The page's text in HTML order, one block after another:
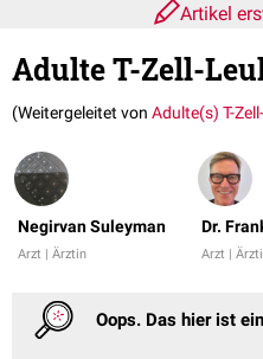
Artikel
Adulte T-Zell-
(Weitergeleitet von Adulte(s) T-
Negirvan Suleyman
Arzt | Ärztin
Dr.
Arzt |
Oops. Das hier ist